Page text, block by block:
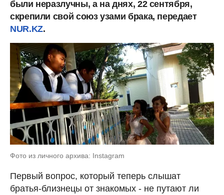
были неразлучны, а на днях, 22 сентября,
скрепили свой союз узами брака, передает
NUR.KZ.
Фото из личного архива: Instagram
Первый вопрос, который теперь слышат
братья-близнецы от знакомых - не путают ли